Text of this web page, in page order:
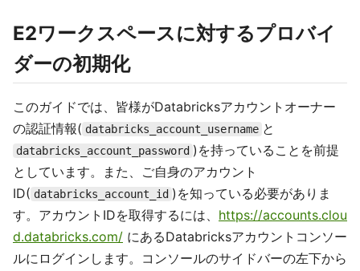
E2ワークスペースに対するプロバイ
ダーの初期化
このガイドでは、皆様がDatabricksアカウントオーナー
の認証情報( databricks_account_username と
databricks_account_password )を持っていることを前提
としています。また、ご自身のアカウント
ID( databricks_account_id )を知っている必要がありま
す。アカウントIDを取得するには、 https://accounts.clou
d.databricks.com/ にあるDatabricksアカウントコンソー
ルにログインします。コンソールのサイドバーの左下から